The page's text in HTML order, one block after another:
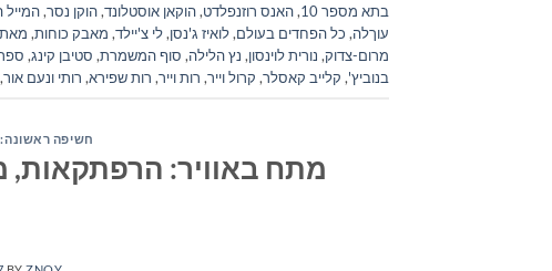
בתא מספר 10
,האנס רוזנפלדט,הוקאן אוסטלונד,הוקן נסר,המייל
עוךלה, כל הפחדים בעולם,לואיז ג'נסן,לי צ'יילד, מאבק כוחות,
מרום-צדוק, נורית לוינסון, נץ הלילה, סוף המשמרת, סטיבן קינג,
בנוביץ', קלייב קאסלר, קרול וייר, רות וייר, רות שפירא, רותי ונעם אור,
חשיפה ראשונה:
מתח באוויר: הרפתקאות,